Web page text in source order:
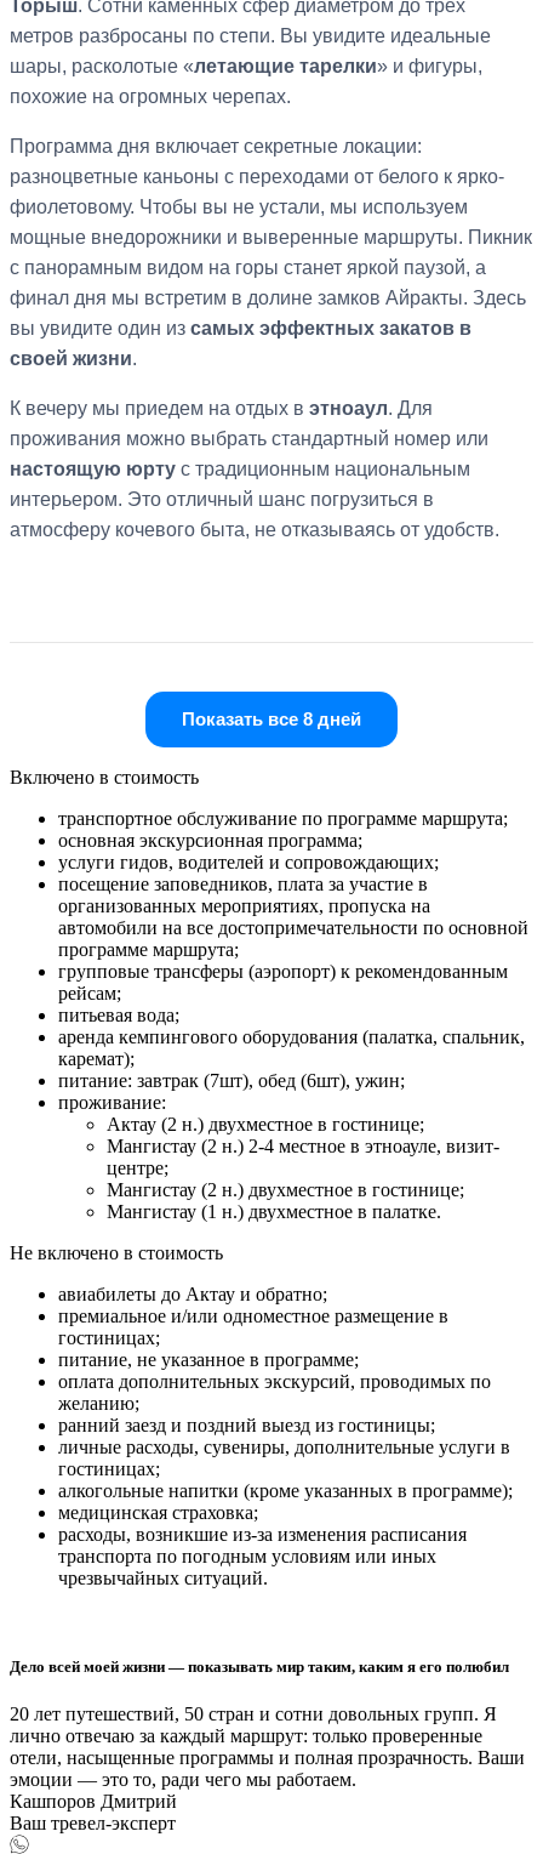
Торыш. Сотни каменных сфер диаметром до трех
метров разбросаны по степи. Вы увидите идеальные
шары, расколотые «летающие тарелки» и фигуры,
похожие на огромных черепах.
Программа дня включает секретные локации:
разноцветные каньоны с переходами от белого к ярко-
фиолетовому. Чтобы вы не устали, мы используем
мощные внедорожники и выверенные маршруты. Пикник
с панорамным видом на горы станет яркой паузой, а
финал дня мы встретим в долине замков Айракты. Здесь
вы увидите один из самых эффектных закатов в
своей жизни.
К вечеру мы приедем на отдых в этноаул. Для
проживания можно выбрать стандартный номер или
настоящую юрту с традиционным национальным
интерьером. Это отличный шанс погрузиться в
атмосферу кочевого быта, не отказываясь от удобств.
Показать все 8 дней
Включено в стоимость
транспортное обслуживание по программе маршрута;
основная экскурсионная программа;
услуги гидов, водителей и сопровождающих;
посещение заповедников, плата за участие в
организованных мероприятиях, пропуска на
автомобили на все достопримечательности по основной
программе маршрута;
групповые трансферы (аэропорт) к рекомендованным
рейсам;
питьевая вода;
аренда кемпингового оборудования (палатка, спальник,
каремат);
питание: завтрак (7шт), обед (6шт), ужин;
проживание:
Актау (2 н.) двухместное в гостинице;
Мангистау (2 н.) 2-4 местное в этноауле, визит-
центре;
Мангистау (2 н.) двухместное в гостинице;
Мангистау (1 н.) двухместное в палатке.
Не включено в стоимость
авиабилеты до Актау и обратно;
премиальное и/или одноместное размещение в
гостиницах;
питание, не указанное в программе;
оплата дополнительных экскурсий, проводимых по
желанию;
ранний заезд и поздний выезд из гостиницы;
личные расходы, сувениры, дополнительные услуги в
гостиницах;
алкогольные напитки (кроме указанных в программе);
медицинская страховка;
расходы, возникшие из-за изменения расписания
транспорта по погодным условиям или иных
чрезвычайных ситуаций.
Дело всей моей жизни — показывать мир таким, каким я его полюбил
20 лет путешествий, 50 стран и сотни довольных групп. Я
лично отвечаю за каждый маршрут: только проверенные
отели, насыщенные программы и полная прозрачность. Ваши
эмоции — это то, ради чего мы работаем.
Кашпоров Дмитрий
Ваш тревел-эксперт